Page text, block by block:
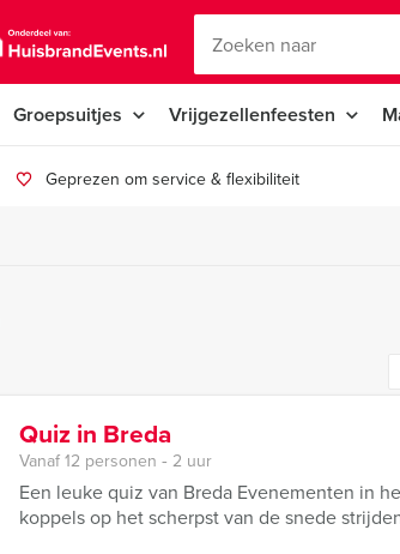
Groepsuitjes Vrijgezellenfeesten
Geprezen om service & flexibiliteit
Quiz in Breda
Vanaf 12 personen ‐ 2 uur
Een leuke quiz van Breda Evenementen in
koppels op het scherpst van de snede